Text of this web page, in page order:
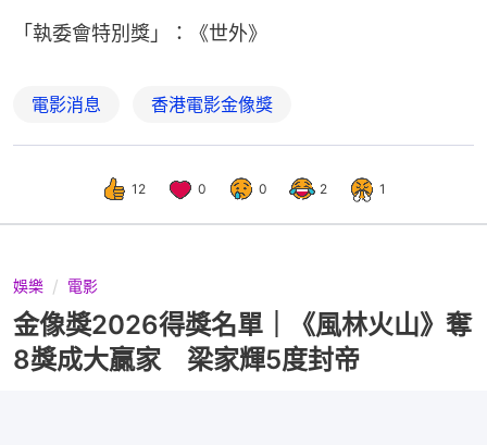
「執委會特別獎」：《世外》
電影消息 香港電影金像獎
12 0 0 2 1
娛樂 電影
金像獎2026得獎名單｜《風林火山》奪
8獎成大贏家 梁家輝5度封帝